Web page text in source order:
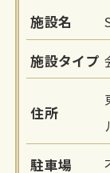
施設名
施設タイプ
住所
駐車場